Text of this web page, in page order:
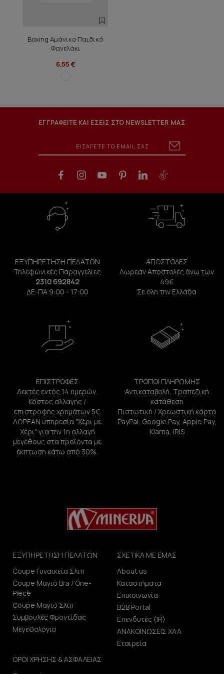
Boxing Αμάνικο Παιδικό
Φανελάκι
6,55 €
ΕΓΓΡΑΦΕΙΤΕ ΚΑΙ ΕΣΕΙΣ ΣΤΟ NEWSLETTER ΜΑΣ
ΕΞΥΠΗΡΕΤΗΣΗ ΠΕΛΑΤΩΝ
Τηλεφωνικές Παραγγελίες
2310 692842
ΔΕ-ΠΑ 9:00 - 17:00
ΑΠΟΣΤΟΛΕΣ
Δωρεάν Αποστολές άνω των
49€
Σε όλη την Ελλάδα
ΕΠΙΣΤΡΟΦΕΣ
Δεκτές εντός 14 ημερών.
Κόστος αλλαγής /
επιστροφής χρημάτων 5€.
ΔΩΡΕΑΝ υπηρεσία "Χέρι με
Χέρι" για την 1η αλλαγή
μεγέθους στα προϊόντα με
έκπτωση κάτω από 30%.
ΤΡΟΠΟΙ ΠΛΗΡΩΜΗΣ
Αντικαταβολή, Τραπεζική
κατάθεση
Πιστωτική / Χρεωστική κάρτα
PayPal, Google Pay, Apple Pay,
Klarna, IRIS
ΕΞΥΠΗΡΕΤΗΣΗ ΠΕΛΑΤΩΝ
Coupe Γυναικεία Σλιπ
Coupe Μαγιό Bra / One-
Piece
Coupe Μαγιό Σλιπ
Συμβουλές Φροντίδας
Μεγεθολόγιο
ΣΧΕΤΙΚΑ ΜΕ ΕΜΑΣ
About us
Καταστήματα
Επικοινωνία
B2B Portal
Επενδυτές (IR)
ΑΝΑΚΟΙΝΩΣΕΙΣ ΧΑΑ
Εταιρεία
ΟΡΟΙ ΧΡΗΣΗΣ & ΑΣΦΑΛΕΙΑΣ